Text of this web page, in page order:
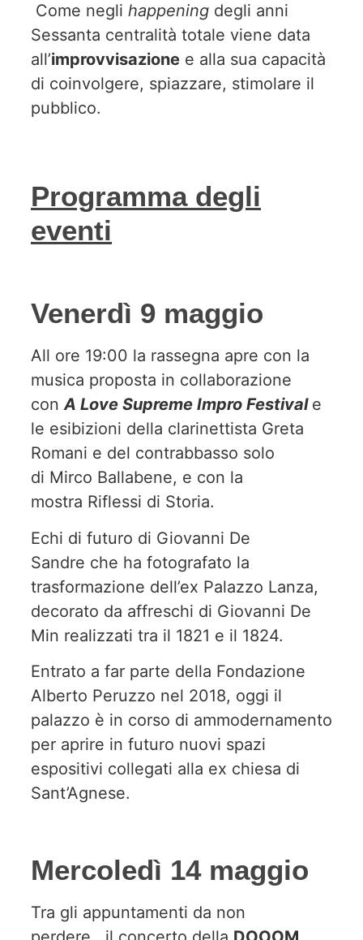
Come negli happening degli anni
Sessanta centralità totale viene data
all’improvvisazione e alla sua capacità
di coinvolgere, spiazzare, stimolare il
pubblico.
Programma degli
eventi
Venerdì 9 maggio
All ore 19:00 la rassegna apre con la
musica proposta in collaborazione
conA Love Supreme Impro Festival e
le esibizioni della clarinettista Greta
Romani e del contrabbasso solo
di Mirco Ballabene, e con la
mostra Riflessi di Storia.
Echi di futuro di Giovanni De
Sandre che ha fotografato la
trasformazione dell’ex Palazzo Lanza,
decorato da affreschi di Giovanni De
Min realizzati tra il 1821 e il 1824.
Entrato a far parte della Fondazione
Alberto Peruzzo nel 2018, oggi il
palazzo è in corso di ammodernamento
per aprire in futuro nuovi spazi
espositivi collegati alla ex chiesa di
Sant’Agnese.
Mercoledì 14 maggio
Tra gli appuntamenti da non